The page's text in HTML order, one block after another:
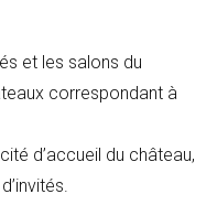
et les salons du
correspondant à
d’accueil du château,